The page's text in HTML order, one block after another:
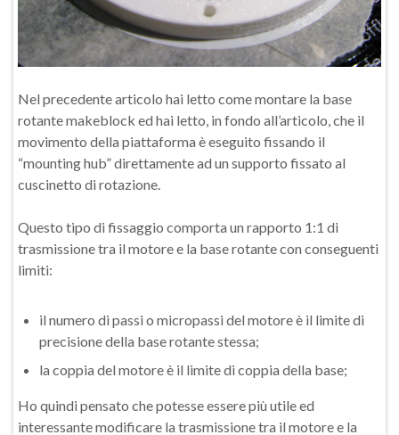
Nel precedente articolo hai letto come montare la base
rotante makeblock ed hai letto, in fondo all’articolo, che il
movimento della piattaforma è eseguito fissando il
“mounting hub” direttamente ad un supporto fissato al
cuscinetto di rotazione.
Questo tipo di fissaggio comporta un rapporto 1:1 di
trasmissione tra il motore e la base rotante con conseguenti
limiti:
il numero di passi o micropassi del motore è il limite di
precisione della base rotante stessa;
la coppia del motore è il limite di coppia della base;
Ho quindi pensato che potesse essere più utile ed
interessante modificare la trasmissione tra il motore e la